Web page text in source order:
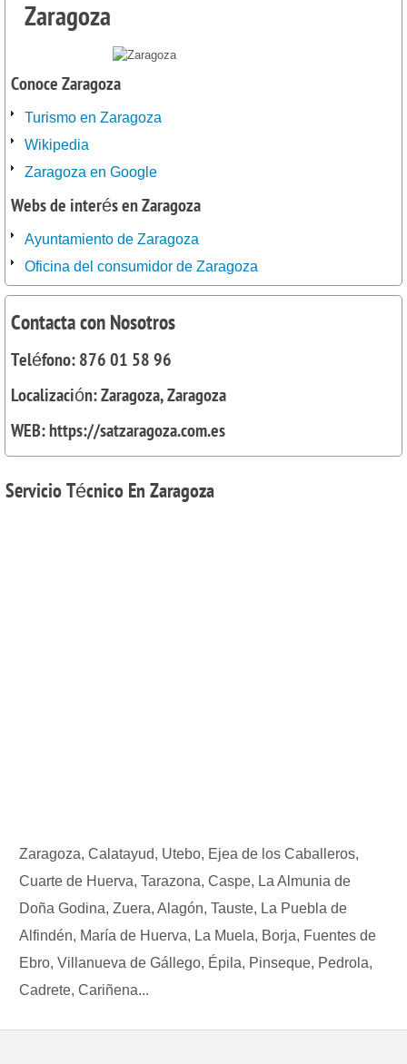
Zaragoza
Conoce Zaragoza
Turismo en Zaragoza
Wikipedia
Zaragoza en Google
Webs de interés en Zaragoza
Ayuntamiento de Zaragoza
Oficina del consumidor de Zaragoza
Contacta con Nosotros
Teléfono: 876 01 58 96
Localización: Zaragoza, Zaragoza
WEB: https://satzaragoza.com.es
ServicioTécnico En Zaragoza
Zaragoza, Calatayud, Utebo, Ejea de los Caballeros,
Cuarte de Huerva, Tarazona, Caspe, La Almunia de
Doña Godina, Zuera, Alagón, Tauste, La Puebla de
Alfindén, María de Huerva, La Muela, Borja, Fuentes de
Ebro, Villanueva de Gállego, Épila, Pinseque, Pedrola,
Cadrete, Cariñena...